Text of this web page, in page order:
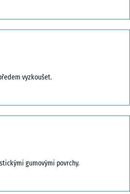
vyzkoušet.
gumovými povrchy.